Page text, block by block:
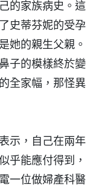
的家族病史。這
史蒂芬妮的受孕
她的親生父親。
子的模樣終於變
全家幅，那怪異
示，自己在兩年
乎能應付得到，
一位做婦產科醫